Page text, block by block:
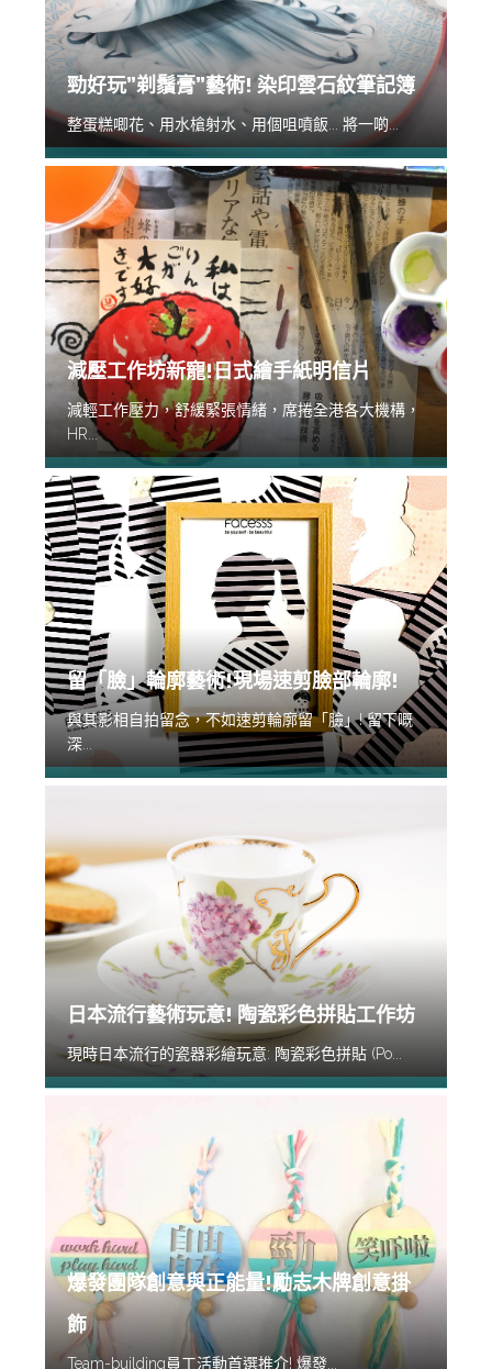
勁好玩”剃鬚膏”藝術! 染印雲石紋筆記簿
整蛋糕唧花、用水槍射水、用個咀噴飯... 將一啲...
減壓工作坊新寵!日式繪手紙明信片
減輕工作壓力，舒緩緊張情緒，席捲全港各大機構，
HR...
留「臉」輪廓藝術!現場速剪臉部輪廓!
與其影相自拍留念，不如速剪輪廓留「臉」! 留下嘅
深...
日本流行藝術玩意! 陶瓷彩色拼貼工作坊
現時日本流行的瓷器彩繪玩意: 陶瓷彩色拼貼 (Po...
爆發團隊創意與正能量!勵志木牌創意掛
飾
Team-building員工活動首選推介! 爆發...